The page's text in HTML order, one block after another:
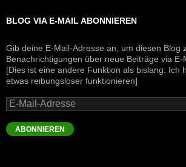
BLOG VIA E-MAIL ABONNIEREN
Gib deine E-Mail-Adresse an, um diesen Blog
Benachrichtigungen über neue Beiträge via E-
[Dies ist eine andere Funktion als bislang. Ich
etwas reibungsloser funktionieren]
E-
Mail-
Adresse
ABONNIEREN